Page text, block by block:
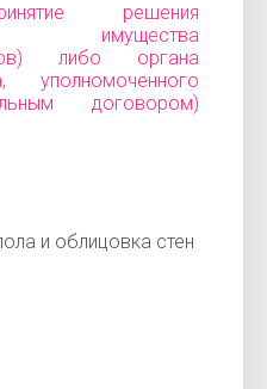
решения
имущества
либо органа
уполномоченного
договором)
и облицовка стен